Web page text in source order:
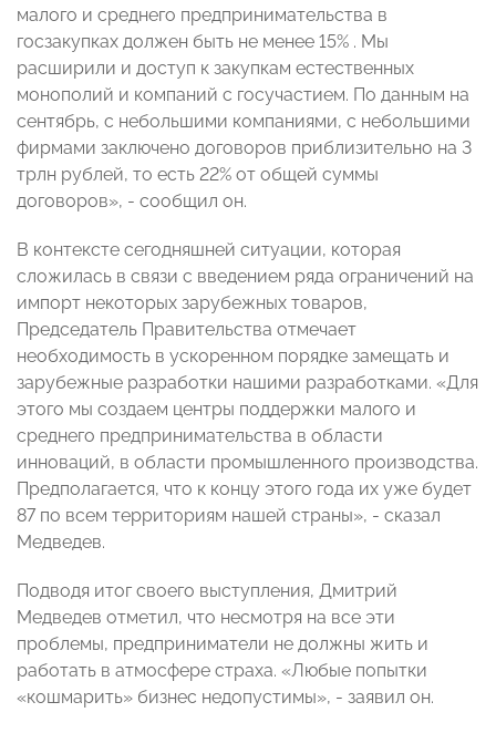
малого и среднего предпринимательства в
госзакупках должен быть не менее 15% . Мы
расширили и доступ к закупкам естественных
монополий и компаний с госучастием. По данным на
сентябрь, с небольшими компаниями, с небольшими
фирмами заключено договоров приблизительно на 3
трлн рублей, то есть 22% от общей суммы
договоров», - сообщил он.
В контексте сегодняшней ситуации, которая
сложилась в связи с введением ряда ограничений на
импорт некоторых зарубежных товаров,
Председатель Правительства отмечает
необходимость в ускоренном порядке замещать и
зарубежные разработки нашими разработками. «Для
этого мы создаем центры поддержки малого и
среднего предпринимательства в области
инноваций, в области промышленного производства.
Предполагается, что к концу этого года их уже будет
87 по всем территориям нашей страны», - сказал
Медведев.
Подводя итог своего выступления, Дмитрий
Медведев отметил, что несмотря на все эти
проблемы, предприниматели не должны жить и
работать в атмосфере страха. «Любые попытки
«кошмарить» бизнес недопустимы», - заявил он.